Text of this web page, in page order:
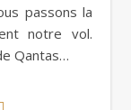
passons la
notre vol.
Qantas…